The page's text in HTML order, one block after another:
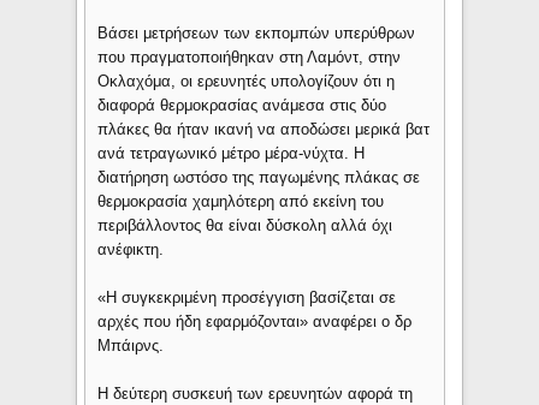
Βάσει μετρήσεων των εκπομπών υπερύθρων
που πραγματοποιήθηκαν στη Λαμόντ, στην
Οκλαχόμα, οι ερευνητές υπολογίζουν ότι η
διαφορά θερμοκρασίας ανάμεσα στις δύο
πλάκες θα ήταν ικανή να αποδώσει μερικά βατ
ανά τετραγωνικό μέτρο μέρα-νύχτα. Η
διατήρηση ωστόσο της παγωμένης πλάκας σε
θερμοκρασία χαμηλότερη από εκείνη του
περιβάλλοντος θα είναι δύσκολη αλλά όχι
ανέφικτη.
«Η συγκεκριμένη προσέγγιση βασίζεται σε
αρχές που ήδη εφαρμόζονται» αναφέρει ο δρ
Μπάιρνς.
Η δεύτερη συσκευή των ερευνητών αφορά τη